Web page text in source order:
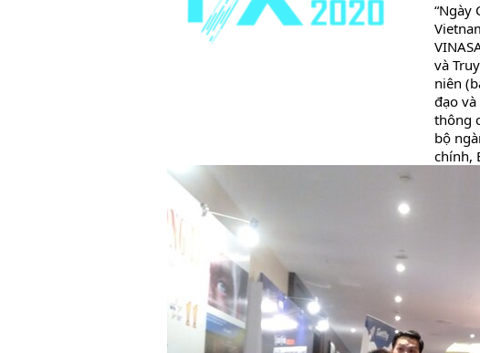
“Ngày
và
niên
đạo
thông
bộ
chính,